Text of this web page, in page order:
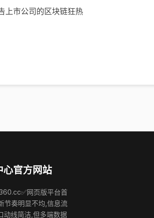
上市公司的区块链狂热
官方网站
网页版平台首
节奏明显不均,信息流
动线简洁,但多端数据